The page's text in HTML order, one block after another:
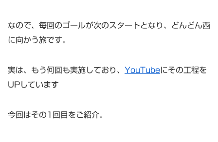
なので、毎回のゴールが次のスタートとなり、どんどん西
に向かう旅です。
実は、もう何回も実施しており、 YouTubeにその工程を
UPしています
今回はその1回目をご紹介。